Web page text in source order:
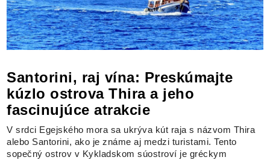
Santorini, raj vína: Preskúmajte
kúzlo ostrova Thira a jeho
fascinujúce atrakcie
V srdci Egejského mora sa ukrýva kút raja s názvom Thira
alebo Santorini, ako je známe aj medzi turistami. Tento
sopečný ostrov v Kykladskom súostroví je gréckym